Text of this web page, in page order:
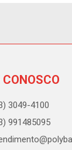
CONOSCO
3049-4100
991485095